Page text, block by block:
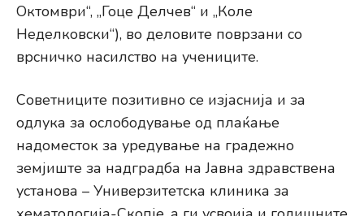
Октомври“, „Гоце Делчев“ и „Коле
Неделковски“), во деловите поврзани со
врсничко насилство на учениците.
Советниците позитивно се изјаснија и за
одлука за ослободување од плаќање
надоместок за уредување на градежно
земјиште за надградба на Јавна здравствена
установа – Универзитетска клиника за